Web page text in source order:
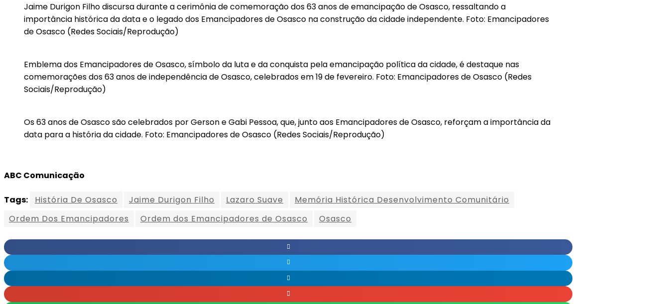
Jaime Durigon Filho discursa durante a cerimônia de comemoração dos 63 anos de emancipação de Osasco, ressaltando a
importância histórica da data e o legado dos Emancipadores de Osasco na construção da cidade independente. Foto: Emancipadores
de Osasco (Redes Sociais/Reprodução)
Emblema dos Emancipadores de Osasco, símbolo da luta e da conquista pela emancipação política da cidade, é destaque nas
comemorações dos 63 anos de independência de Osasco, celebrados em 19 de fevereiro. Foto: Emancipadores de Osasco (Redes
Sociais/Reprodução)
Os 63 anos de Osasco são celebrados por Gerson e Gabi Pessoa, que, junto aos Emancipadores de Osasco, reforçam a importância da
data para a história da cidade. Foto: Emancipadores de Osasco (Redes Sociais/Reprodução)
ABC Comunicação
Tags: História De Osasco Jaime Durigon Filho Lazaro Suave
Memória Histórica Desenvolvimento Comunitário
Ordem Dos Emancipadores
Ordem dos Emancipadores de Osasco Osasco